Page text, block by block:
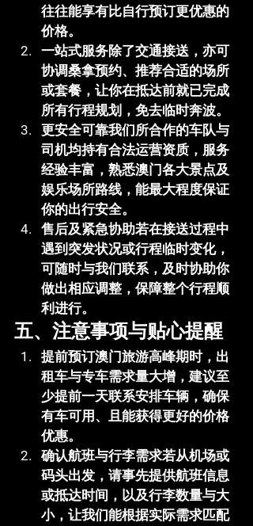
往往能享有比自行预订更优惠的
价格。
一站式服务除了交通接送，亦可
协调桑拿预约、推荐合适的场所
或套餐，让你在抵达前就已完成
所有行程规划，免去临时奔波。
更安全可靠我们所合作的车队与
司机均持有合法运营资质，服务
经验丰富，熟悉澳门各大景点及
娱乐场所路线，能最大程度保证
你的出行安全。
售后及紧急协助若在接送过程中
遇到突发状况或行程临时变化，
可随时与我们联系，及时协助你
做出相应调整，保障整个行程顺
利进行。
五、注意事项与贴心提醒
提前预订澳门旅游高峰期时，出
租车与专车需求量大增，建议至
少提前一天联系安排车辆，确保
有车可用、且能获得更好的价格
优惠。
确认航班与行李需求若从机场或
码头出发，请事先提供航班信息
或抵达时间，以及行李数量与大
小，让我们能根据实际需求匹配